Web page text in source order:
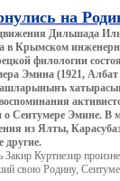
на
Дильшада
в Крымском
филологии
Эмина (1921,
о Сеитумере Эмине. В
из Ялты,
другие.
Куртнезир
свою Родину,